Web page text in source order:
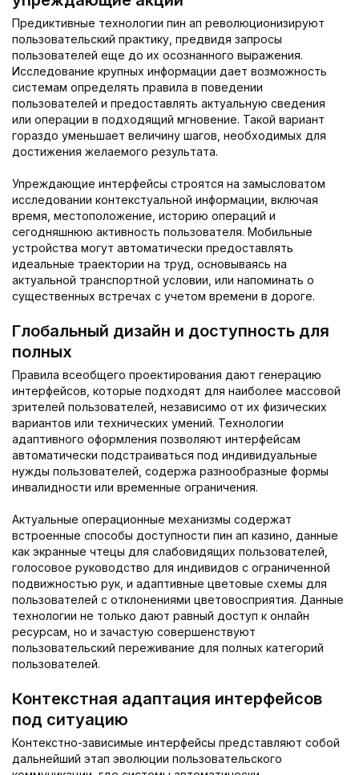
Предиктивные технологии пин ап революционизируют
пользовательский практику, предвидя запросы
пользователей еще до их осознанного выражения.
Исследование крупных информации дает возможность
системам определять правила в поведении
пользователей и предоставлять актуальную сведения
или операции в подходящий мгновение. Такой вариант
гораздо уменьшает величину шагов, необходимых для
достижения желаемого результата.
Упреждающие интерфейсы строятся на замысловатом
исследовании контекстуальной информации, включая
время, местоположение, историю операций и
сегодняшнюю активность пользователя. Мобильные
устройства могут автоматически предоставлять
идеальные траектории на труд, основываясь на
актуальной транспортной условии, или напоминать о
существенных встречах с учетом времени в дороге.
Глобальный дизайн и доступность для
полных
Правила всеобщего проектирования дают генерацию
интерфейсов, которые подходят для наиболее массовой
зрителей пользователей, независимо от их физических
вариантов или технических умений. Технологии
адаптивного оформления позволяют интерфейсам
автоматически подстраиваться под индивидуальные
нужды пользователей, содержа разнообразные формы
инвалидности или временные ограничения.
Актуальные операционные механизмы содержат
встроенные способы доступности пин ап казино, данные
как экранные чтецы для слабовидящих пользователей,
голосовое руководство для индивидов с ограниченной
подвижностью рук, и адаптивные цветовые схемы для
пользователей с отклонениями цветовосприятия. Данные
технологии не только дают равный доступ к онлайн
ресурсам, но и зачастую совершенствуют
пользовательский переживание для полных категорий
пользователей.
Контекстная адаптация интерфейсов
под ситуацию
Контекстно-зависимые интерфейсы представляют собой
дальнейший этап эволюции пользовательского